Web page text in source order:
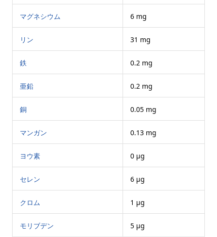
マグネシウム 6 mg
リン 31 mg
鉄 0.2 mg
亜鉛 0.2 mg
銅 0.05 mg
マンガン 0.13 mg
ヨウ素 0 μg
セレン 6 μg
クロム 1 μg
モリブデン 5 μg